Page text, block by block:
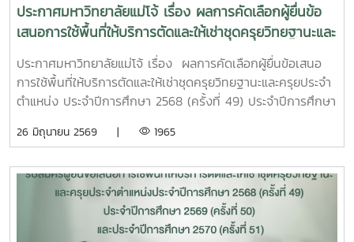
ประกาศมหาวิทยาลัยแม่โจ้ เรื่อง ผลการคัดเลือกผู้ยื่นข้อ
เสนอการใช้พื้นที่ให้บริการตัดและให้เช่าชุดครุยวิทยฐานะและ
ครุยประจำตำแหน่ง ประจำปีการศึกษา 2568 (ครั้งที่ 49)
ประจำปีการศึกษา 2569 (ครั้งที่ 50) และประจำปีการ
ศึกษา 2570 (ครั้งที่ 51)
ประกาศมหาวิทยาลัยแม่โจ้ เรื่อง ผลการคัดเลือกผู้ยื่นข้อเสนอ
การใช้พื้นที่ให้บริการตัดและให้เช่าชุดครุยวิทยฐานะและครุยประจำ
ตำแหน่ง ประจำปีการศึกษา 2568 (ครั้งที่ 49) ประจำปีการศึกษา
26 มิถุนายน 2569 | 1965